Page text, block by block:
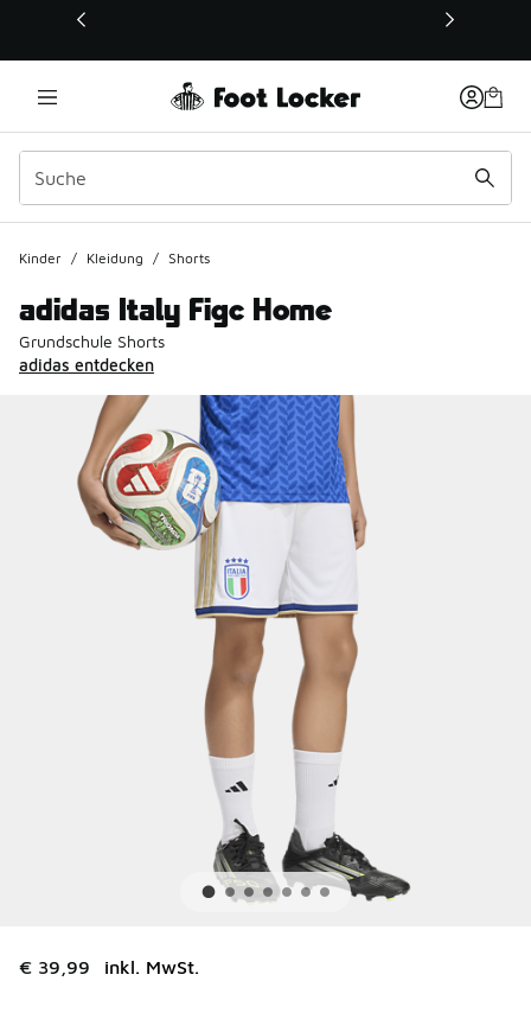
Dieser Link öffnet sich in einem neuen Fenster
Kinder / Kleidung / Shorts
adidas Italy Figc Home
Grundschule Shorts
adidas entdecken
€ 39,99 inkl. MwSt.